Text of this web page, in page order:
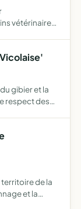
vétérinaires
gibier et la
respect des
de la
et la